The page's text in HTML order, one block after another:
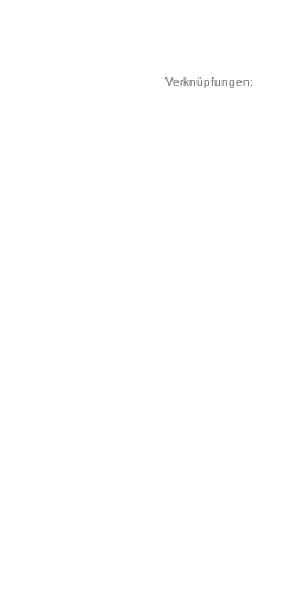
Verknüpfungen: